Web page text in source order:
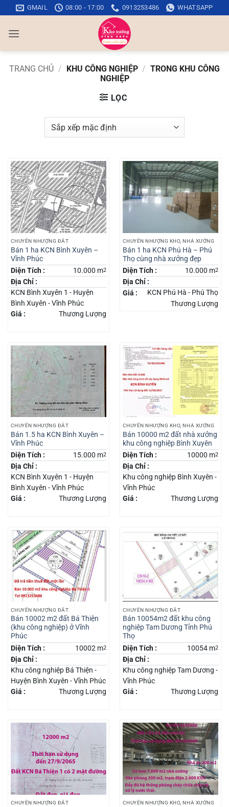
qua
nội
GMAIL 08:00 - 17:00 0913253486 WHATSAPP
TRANG CHỦ / KHU CÔNG NGHIỆP / TRONG KHU CÔNG
NGHIỆP
LỌC
CHUYỂN NHƯỢNG ĐẤT
Bán 1 ha KCN Bình Xuyên –
Vĩnh Phúc
Diện Tích :
10.000 m2
Địa Chỉ :
KCN Bình Xuyên 1 - Huyện
Bình Xuyên - Vĩnh Phúc
Giá :
Thương Lượng
CHUYỂN NHƯỢNG KHO, NHÀ XƯỞNG
Bán 1 ha KCN Phú Hà – Phú
Thọ cùng nhà xưởng đẹp
Diện Tích :
10.000 m2
Địa Chỉ :
KCN Phú Hà - Phú Thọ
Giá :
Thương Lượng
CHUYỂN NHƯỢNG ĐẤT
Bán 1.5 ha KCN Bình Xuyên –
Vĩnh Phúc
Diện Tích :
15.000 m2
Địa Chỉ :
KCN Bình Xuyên 1 - Huyện
Bình Xuyên - Vĩnh Phúc
Giá :
Thương Lượng
CHUYỂN NHƯỢNG KHO, NHÀ XƯỞNG
Bán 10000 m2 đất nhà xưởng
khu công nghiệp Bình Xuyên
Diện Tích :
10000 m2
Địa Chỉ :
Khu công nghiệp Bình Xuyên -
Vĩnh Phúc
Giá :
Thương Lượng
CHUYỂN NHƯỢNG ĐẤT
Bán 10002 m2 đất Bá Thiện
(khu công nghiệp) ở Vĩnh
Phúc
Diện Tích :
10002 m2
Địa Chỉ :
Khu công nghiệp Bá Thiện -
Huyện Bình Xuyên - Vĩnh Phúc
Giá :
Thương Lượng
CHUYỂN NHƯỢNG ĐẤT
Bán 10054m2 đất khu công
nghiệp Tam Dương Tỉnh Phú
Thọ
Diện Tích :
10054 m2
Địa Chỉ :
Khu công nghiệp Tam Dương -
Vĩnh Phúc
Giá :
Thương Lượng
CHUYỂN NHƯỢNG ĐẤT CHUYỂN NHƯỢNG KHO, NHÀ XƯỞNG